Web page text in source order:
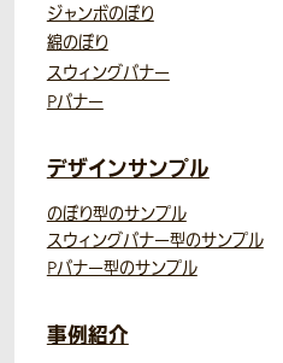
ジャンボのぼり
綿のぼり
スウィングバナー
Pバナー
デザインサンプル
のぼり型のサンプル
スウィングバナー型のサンプル
Pバナー型のサンプル
事例紹介